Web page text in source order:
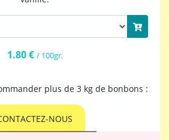
1.80 € / 100gr.
plus de 3 kg de bonbons :
NOUS